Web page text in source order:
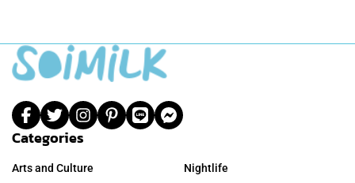
Categories
Arts and Culture
Nightlife